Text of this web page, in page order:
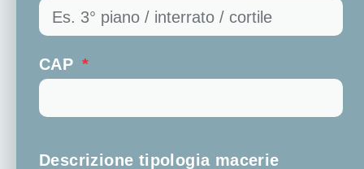
CAP
Descrizione tipologia macerie